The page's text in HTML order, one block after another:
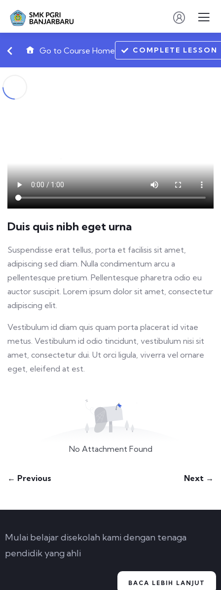
Go to Course Home COMPLETE LESSON
Duis quis nibh eget urna
Suspendisse erat tellus, porta et facilisis sit amet,
adipiscing sed diam. Nulla condimentum arcu a
pellentesque pretium. Pellentesque pharetra odio eu
auctor suscipit. Lorem ipsum dolor sit amet, consectetur
adipiscing elit.
Vestibulum id diam quis quam porta placerat id vitae
metus. Vestibulum id odio tincidunt, vestibulum nisi sit
amet, consectetur dui. Ut orci ligula, viverra vel ornare
eget, eleifend at est.
No Attachment Found
← Previous Next →
Mulai belajar disekolah kami dengan tenaga
pendidik yang ahli
BACA LEBIH LANJUT